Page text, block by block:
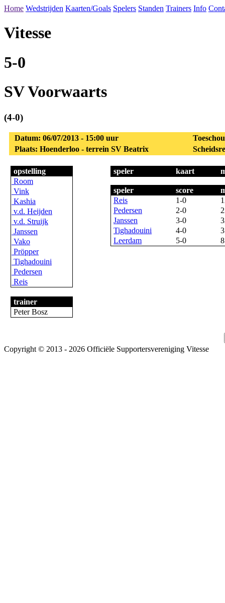
Home Wedstrijden Kaarten/Goals Spelers Standen Trainers Info
Vitesse
5-0
SV Voorwaarts
(4-0)
Datum: 06/07/2013 - 15:00 uur
Plaats: Hoenderloo - terrein SV Beatrix
opstelling
Room
Vink
Kashia
v.d. Heijden
v.d. Struijk
Janssen
Vako
Pröpper
Tighadouini
Pedersen
Reis
trainer
Peter Bosz
speler kaart
speler score
Reis
1-0
Pedersen
2-0
Janssen
3-0
Tighadouini
4-0
Leerdam
5-0
Copyright © 2013 - 2026 Officiële Supportersvereniging Vitesse